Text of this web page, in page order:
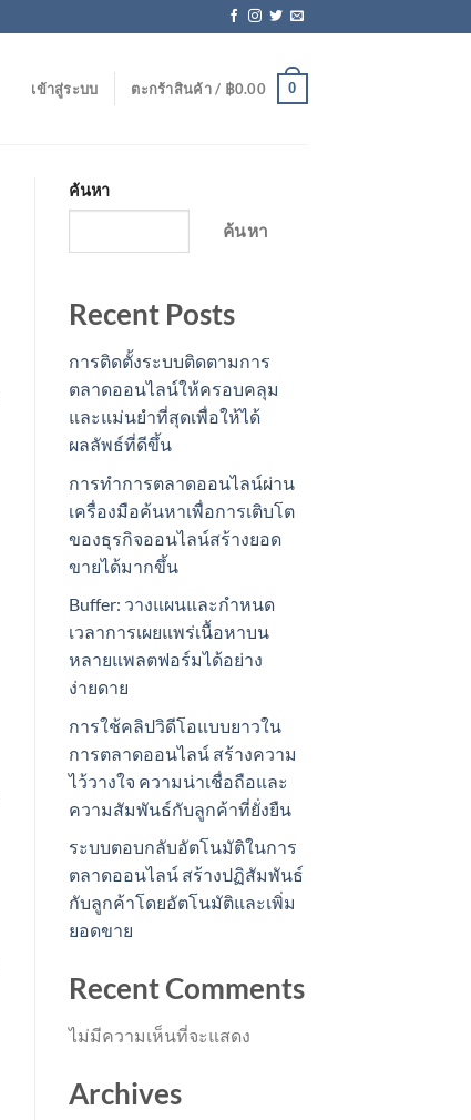
เข้าสู่ระบบ ตะกร้าสินค้า / ฿0.00 0
ค้นหา
ค้นหา
Recent Posts
การติดตั้งระบบติดตามการ
ตลาดออนไลน์ให้ครอบคลุม
และแม่นยำที่สุดเพื่อให้ได้
ผลลัพธ์ที่ดีขึ้น
การทำการตลาดออนไลน์ผ่าน
เครื่องมือค้นหาเพื่อการเติบโต
ของธุรกิจออนไลน์สร้างยอด
ขายได้มากขึ้น
Buffer: วางแผนและกำหนด
เวลาการเผยแพร่เนื้อหาบน
หลายแพลตฟอร์มได้อย่าง
ง่ายดาย
การใช้คลิปวิดีโอแบบยาวใน
การตลาดออนไลน์ สร้างความ
ไว้วางใจ ความน่าเชื่อถือและ
ความสัมพันธ์กับลูกค้าที่ยั่งยืน
ระบบตอบกลับอัตโนมัติในการ
ตลาดออนไลน์ สร้างปฏิสัมพันธ์
กับลูกค้าโดยอัตโนมัติและเพิ่ม
ยอดขาย
Recent Comments
ไม่มีความเห็นที่จะแสดง
Archives